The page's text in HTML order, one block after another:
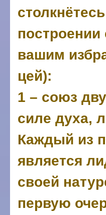
построении
вашим
цей):
1 – союз
силе духа,
Каждый из
является
своей
первую